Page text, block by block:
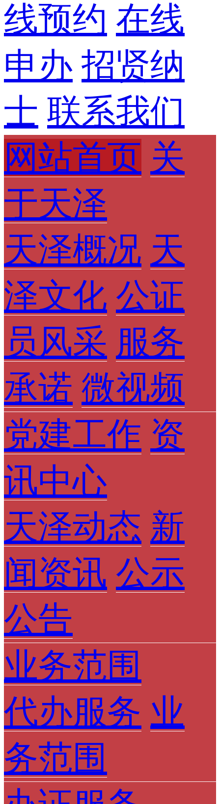
线预约 在线
申办 招贤纳
士 联系我们
网站首页 关
于天泽
天泽概况 天
泽文化 公证
员风采 服务
承诺 微视频
党建工作 资
讯中心
天泽动态 新
闻资讯 公示
公告
业务范围
代办服务 业
务范围